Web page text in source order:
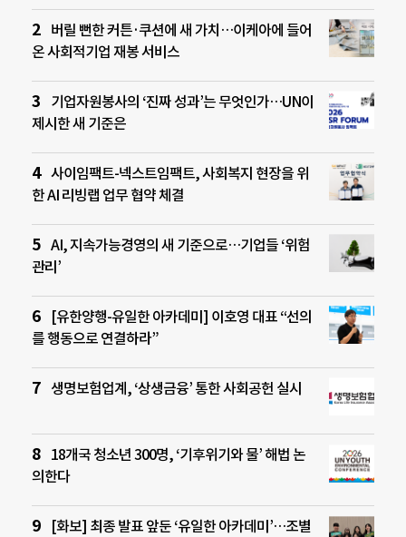
버릴 뻔한 커튼·쿠션에 새 가치…이케아에 들어
온 사회적기업 재봉 서비스
기업자원봉사의 ‘진짜 성과’는 무엇인가…UN이
제시한 새 기준은
사이임팩트-넥스트임팩트, 사회복지 현장을 위
한 AI 리빙랩 업무 협약 체결
AI, 지속가능경영의 새 기준으로…기업들 ‘위험
관리’
[유한양행-유일한 아카데미] 이호영 대표 “선의
를 행동으로 연결하라”
생명보험업계, ‘상생금융’ 통한 사회공헌 실시
18개국 청소년 300명, ‘기후위기와 물’ 해법 논
의한다
[화보] 최종 발표 앞둔 ‘유일한 아카데미’…조별